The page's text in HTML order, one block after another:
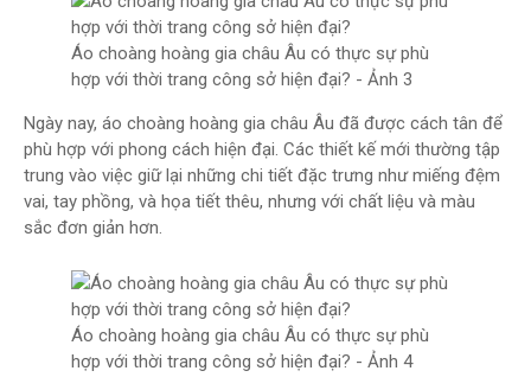
Áo choàng hoàng gia châu Âu có thực sự phù
hợp với thời trang công sở hiện đại? - Ảnh 3
Ngày nay, áo choàng hoàng gia châu Âu đã được cách tân để
phù hợp với phong cách hiện đại. Các thiết kế mới thường tập
trung vào việc giữ lại những chi tiết đặc trưng như miếng đệm
vai, tay phồng, và họa tiết thêu, nhưng với chất liệu và màu
sắc đơn giản hơn.
Áo choàng hoàng gia châu Âu có thực sự phù
hợp với thời trang công sở hiện đại? - Ảnh 4